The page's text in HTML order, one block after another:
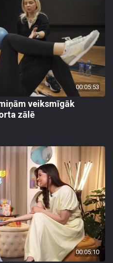
00:05:53
veiksmīgāk
zālē
00:05:10